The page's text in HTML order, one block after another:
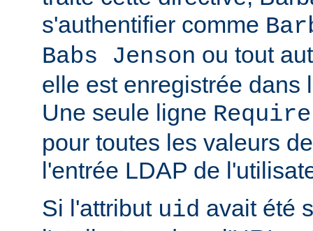
s'authentifier comme
Babs Jenson ou tout
elle est enregistrée dans
Une seule ligne
pour toutes les valeurs
l'entrée LDAP de
Si l'attribut uid avait été